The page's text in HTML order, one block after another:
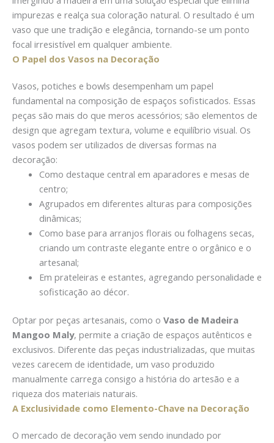
impurezas e realça sua coloração natural. O resultado é um
vaso que une tradição e elegância, tornando-se um ponto
focal irresistível em qualquer ambiente.
O Papel dos Vasos na Decoração
Vasos, potiches e bowls desempenham um papel
fundamental na composição de espaços sofisticados. Essas
peças são mais do que meros acessórios; são elementos de
design que agregam textura, volume e equilíbrio visual. Os
vasos podem ser utilizados de diversas formas na
decoração:
Como destaque central em aparadores e mesas de
centro;
Agrupados em diferentes alturas para composições
dinâmicas;
Como base para arranjos florais ou folhagens secas,
criando um contraste elegante entre o orgânico e o
artesanal;
Em prateleiras e estantes, agregando personalidade e
sofisticação ao décor.
Optar por peças artesanais, como o Vaso de Madeira
Mangoo Maly, permite a criação de espaços autênticos e
exclusivos. Diferente das peças industrializadas, que muitas
vezes carecem de identidade, um vaso produzido
manualmente carrega consigo a história do artesão e a
riqueza dos materiais naturais.
A Exclusividade como Elemento-Chave na Decoração
O mercado de decoração vem sendo inundado por